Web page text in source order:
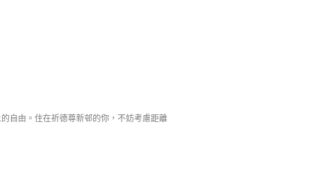
自由。住在祈德尊新邨的你，不妨考慮距離